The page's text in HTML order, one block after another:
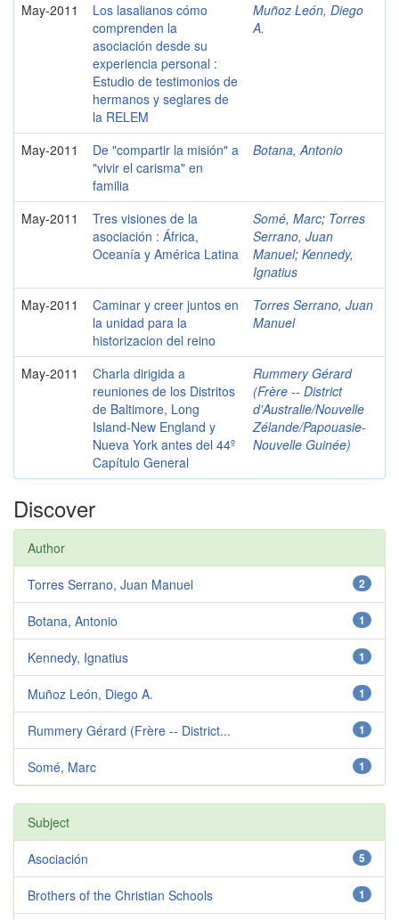
May-2011
Los lasalianos cómo
comprenden la
asociación desde su
experiencia personal :
Estudio de testimonios de
hermanos y seglares de
la RELEM
Muñoz León, Diego
A.
May-2011
De "compartir la misión" a
"vivir el carisma" en
familia
Botana, Antonio
May-2011
Tres visiones de la
asociación : África,
Oceanía y América Latina
Somé, Marc; Torres
Serrano, Juan
Manuel; Kennedy,
Ignatius
May-2011
Caminar y creer juntos en
la unidad para la
historizacion del reino
Torres Serrano, Juan
Manuel
May-2011
Charla dirigida a
reuniones de los Distritos
de Baltimore, Long
Island-New England y
Nueva York antes del 44º
Capítulo General
Rummery Gérard
(Frère -- District
d'Australie/Nouvelle
Zélande/Papouasie-
Nouvelle Guinée)
Discover
Author
2
Torres Serrano, Juan Manuel
1
Botana, Antonio
1
Kennedy, Ignatius
1
Muñoz León, Diego A.
1
Rummery Gérard (Frère -- District...
1
Somé, Marc
Subject
5
Asociación
1
Brothers of the Christian Schools